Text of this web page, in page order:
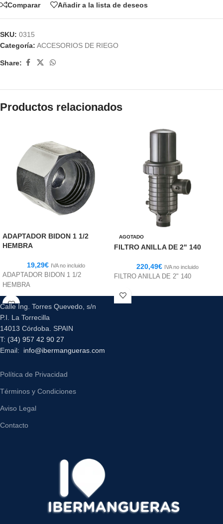
Comparar Añadir a la lista de deseos
SKU: 0315
Categoría: ACCESORIOS DE RIEGO
Share:
Productos relacionados
ADAPTADOR BIDON 1 1/2
HEMBRA
19,29€ IVA no incluido
ADAPTADOR BIDON 1 1/2
HEMBRA
AGOTADO
FILTRO ANILLA DE 2" 140
220,49€ IVA no incluido
FILTRO ANILLA DE 2" 140
Calle Ing. Torres Quevedo, s/n
P.I. La Torrecilla
14013 Córdoba. SPAIN
T: (34) 957 42 90 27
Email: info@ibermangueras.com
Política de Privacidad
Términos y Condiciones
Aviso Legal
Contacto